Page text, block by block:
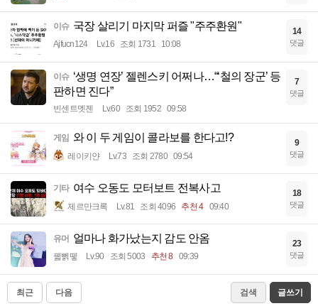
이슈 국장 살리기 마지막 퍼즐 "주주환원"
Ajfucn124 Lv.16 조회 1731 10:08
14
댓글
이슈 ‘생명 연장’ 젤렌스키 어쩌나…“‘철의 장군’ 등
판하면 진다”
빈센트멧젠 Lv.60 조회 1952 09:58
7
댓글
게임 와 이 두 게임이 콜라보를 한다고!?
레이키얀 Lv.73 조회 2780 09:54
9
댓글
기타 여수 오동도 모터보트 전복사고
제르만크록 Lv.81 조회 4096 추천 4 09:40
18
댓글
유머 얼마나 화가났는지 감도 안옴
꿻뻵뗗 Lv.90 조회 5003 추천 8 09:39
23
댓글
최근 다음 검색 글쓰기